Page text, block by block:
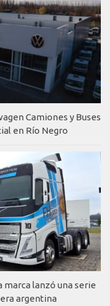
Camiones y Buses
en Río Negro
marca lanzó una serie
argentina